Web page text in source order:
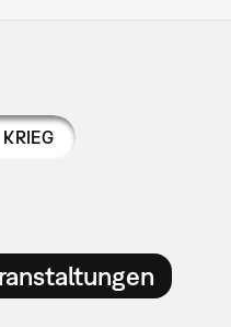
KRIEG